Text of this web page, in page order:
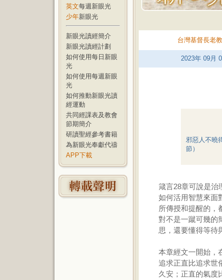
英文每週新眼光
少年新眼光
新眼光讀經簡介
新眼光讀經計劃
如何使用每日新眼
光
如何使用每週新眼
光
如何推動新眼光讀
經運動
共同經課表及教會
節期簡介
研讀聖經參考書籍
為新眼光奉獻代禱
APP下載
台灣基督長老
2023年 09月
邪惡人不曉
節）
箴言28章可說是治
如何活用智慧來面
所傳授和提醒的，
對不是一蹴可幾的
思，還要懂得等待
本章經文一開始，
追求正直比追求世
久安；正直的氣度